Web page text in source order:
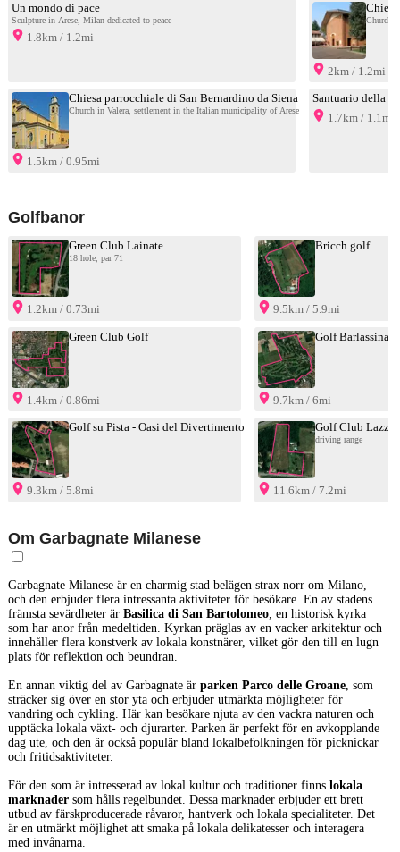
Un mondo di pace
Sculpture in Arese, Milan dedicated to peace
1.8km / 1.2mi
Chiesa parrocchiale di San Bernardino da Siena
Church in Valera, settlement in the Italian municipality of Arese
1.5km / 0.95mi
Church
2km / 1.2mi
Santuario della
1.7km / 1.1mi
Golfbanor
Green Club Lainate
18 hole, par 71
1.2km / 0.73mi
Green Club Golf
1.4km / 0.86mi
Golf su Pista - Oasi del Divertimento
9.3km / 5.8mi
Bricch golf
9.5km / 5.9mi
Golf Barlassina
9.7km / 6mi
Golf Club
driving range
11.6km / 7.2mi
Om Garbagnate Milanese
Garbagnate Milanese är en charmig stad belägen strax norr om Milano,
och den erbjuder flera intressanta aktiviteter för besökare. En av stadens
främsta sevärdheter är Basilica di San Bartolomeo, en historisk kyrka
som har anor från medeltiden. Kyrkan präglas av en vacker arkitektur och
innehåller flera konstverk av lokala konstnärer, vilket gör den till en lugn
plats för reflektion och beundran.
En annan viktig del av Garbagnate är parken Parco delle Groane, som
sträcker sig över en stor yta och erbjuder utmärkta möjligheter för
vandring och cykling. Här kan besökare njuta av den vackra naturen och
upptäcka lokala växt- och djurarter. Parken är perfekt för en avkopplande
dag ute, och den är också populär bland lokalbefolkningen för picknickar
och fritidsaktiviteter.
För den som är intresserad av lokal kultur och traditioner finns lokala
marknadersom hålls regelbundet. Dessa marknader erbjuder ett brett
utbud av färskproducerade råvaror, hantverk och lokala specialiteter. Det
är en utmärkt möjlighet att smaka på lokala delikatesser och interagera
med invånarna.